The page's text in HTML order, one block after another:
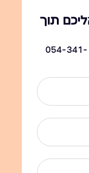
תוך
ניתן גם לחייג ולקבל מענה מיידי: 054-341-